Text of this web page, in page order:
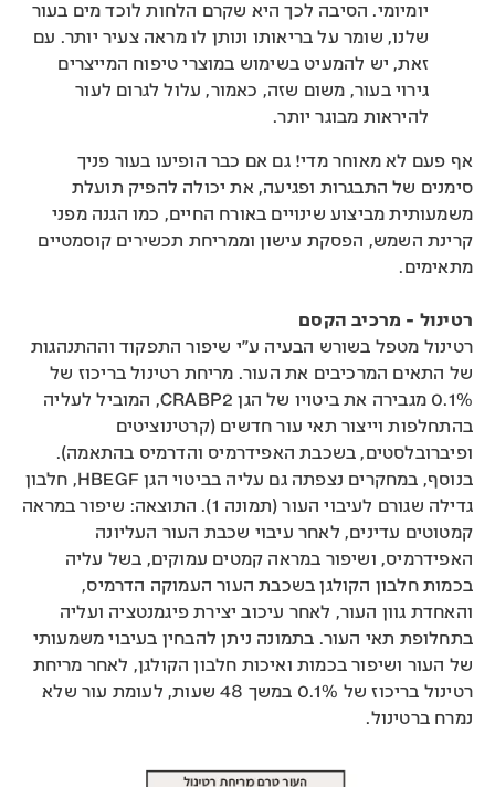
יומיומי. הסיבה לכך היא שקרם הלחות לוכד מים בעור
שלנו, שומר על בריאותו ונותן לו מראה צעיר יותר. עם
זאת, יש להמעיט בשימוש במוצרי טיפוח המייצרים
גירוי בעור, משום שזה, כאמור, עלול לגרום לעור
להיראות מבוגר יותר.
אף פעם לא מאוחר מדי! גם אם כבר הופיעו בעור פניך
סימנים של התבגרות ופגיעה, את יכולה להפיק תועלת
משמעותית מביצוע שינויים באורח החיים, כמו הגנה מפני
קרינת השמש, הפסקת עישון וממריחת תכשירים קוסמטיים
מתאימים.
רטינול - מרכיב הקסם
רטינול מטפל בשורש הבעיה ע״י שיפור התפקוד וההתנהגות
של התאים המרכיבים את העור. מריחת רטינול בריכוז של
0.1% מגבירה את ביטויו של הגן CRABP2, המוביל לעליה
בהתחלפות וייצור תאי עור חדשים (קרטינוציטים
ופיברובלסטים, בשכבת האפידרמיס והדרמיס בהתאמה).
בנוסף, במחקרים נצפתה גם עליה בביטוי הגן HBEGF, חלבון
גדילה שגורם לעיבוי העור (תמונה 1). התוצאה: שיפור במראה
קמטוטים עדינים, לאחר עיבוי שכבת העור העליונה
האפידרמיס, ושיפור במראה קמטים עמוקים, בשל עליה
בכמות חלבון הקולגן בשכבת העור העמוקה הדרמיס,
והאחדת גוון העור, לאחר עיכוב יצירת פיגמנטציה ועליה
בתחלופת תאי העור. בתמונה ניתן להבחין בעיבוי משמעותי
של העור ושיפור בכמות ואיכות חלבון הקולגן, לאחר מריחת
רטינול בריכוז של 0.1% במשך 48 שעות, לעומת עור שלא
נמרח ברטינול.